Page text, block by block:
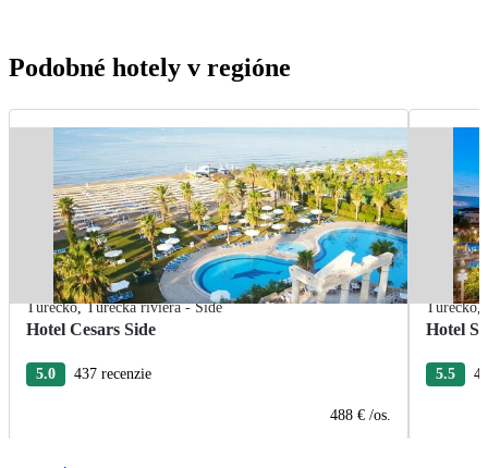
Podobné hotely v regióne
Turecko,Turecká riviéra - Side
Hotel Cesars Side
5.0 437 recenzie
488 € /os.
Turecko,
Hotel
5.5